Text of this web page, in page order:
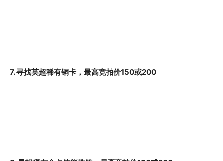
7. 寻找英超稀有铜卡，最高竞拍价150或200